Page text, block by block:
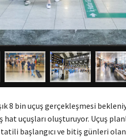
8 bin uçuş gerçekleşmesi
hat uçuşları oluşturuyor. Uçuş
başlangıcı ve bitiş günleri